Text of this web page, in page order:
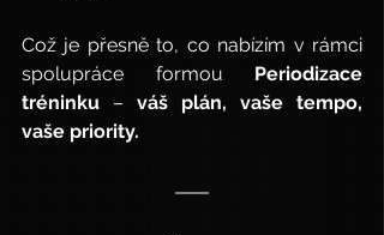
Což je přesně to, co nabízím v rámci
spolupráce formou Periodizace
tréninku – váš plán, vaše tempo,
vaše priority.